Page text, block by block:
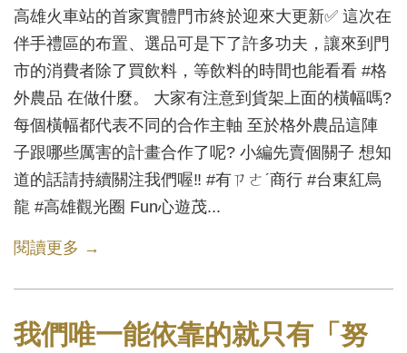
高雄火車站的首家實體門市終於迎來大更新✅ 這次在
伴手禮區的布置、選品可是下了許多功夫，讓來到門
市的消費者除了買飲料，等飲料的時間也能看看 #格
外農品 在做什麼。 大家有注意到貨架上面的橫幅嗎?
每個橫幅都代表不同的合作主軸 至於格外農品這陣
子跟哪些厲害的計畫合作了呢? 小編先賣個關子 想知
道的話請持續關注我們喔‼ #有ㄗㄜˊ商行 #台東紅烏
龍 #高雄觀光圈 Fun心遊茂...
閱讀更多 →
我們唯一能依靠的就只有「努